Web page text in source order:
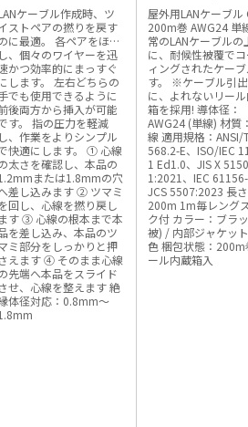
ケーブル作成時、ツ
ストペアの撚りを戻す
に最適。 各ペアをほぐ
し、個々のワイヤーを迅
かつ効率的にまっすぐ
します。 左右どちらの
でも使用できるように
後両方から挿入が可能
す。 指の圧力を軽減
し、作業をよりシンプル
快適にします。 ① 心線
太さを確認し、本品の
または1.8mmの穴
差し込みます ② ツマミ
回し、心線を撚り戻し
ます ③ 心線の根本まで本
を差し込み、本品のツ
ミ部分をしっかりと押
えます ④ そのまま心線
先端へ本品をスライド
せ、心線を整えます 絶
体径対応：0.8mm～
屋外用LANケーブル
200m巻 AWG24 単線
常のLANケーブルの
に、耐候性被覆で
ィングされたケー
す。 ※ケーブル引
に、よれないリー
箱を採用! 導体径：
AWG24 (単線) 材質
線 適用規格：ANSI/
568.2-E、ISO/IEC
1 Ed1.0、JIS X
1:2021、IEC
JCS 5507:2023 長
200m 1m毎レング
ク付 カラー：ブラック(外
被) / 内部ジャケッ
色 梱包状態：200m巻/リ
ール内蔵箱入